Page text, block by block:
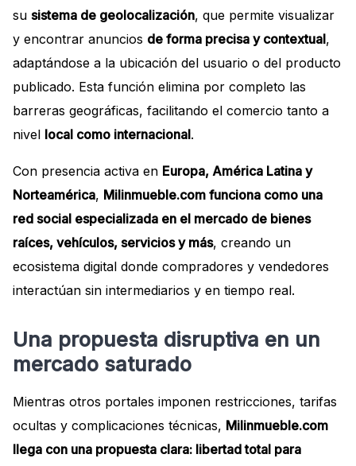
su sistema de geolocalización, que permite visualizar
y encontrar anuncios de forma precisa y contextual,
adaptándose a la ubicación del usuario o del producto
publicado. Esta función elimina por completo las
barreras geográficas, facilitando el comercio tanto a
nivel local como internacional.
Con presencia activa en Europa, América Latina y
Norteamérica, Milinmueble.com funciona como una
red social especializada en el mercado de bienes
raíces, vehículos, servicios y más, creando un
ecosistema digital donde compradores y vendedores
interactúan sin intermediarios y en tiempo real.
Una propuesta disruptiva en un
mercado saturado
Mientras otros portales imponen restricciones, tarifas
ocultas y complicaciones técnicas, Milinmueble.com
llega con una propuesta clara: libertad total para